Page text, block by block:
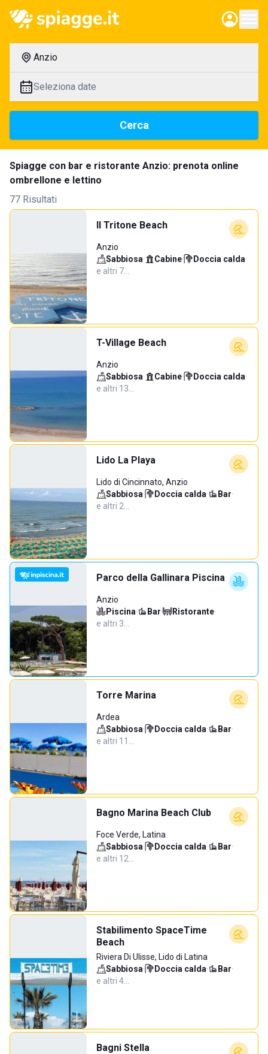
Anzio
Seleziona date
Cerca
Spiagge con bar e ristorante Anzio: prenota online
ombrellone e lettino
77 Risultati
Il Tritone Beach
Anzio
Sabbiosa· Cabine· Doccia calda·
e altri 7…
T-Village Beach
Anzio
Sabbiosa· Cabine· Doccia calda·
e altri 13…
Lido La Playa
Lido di Cincinnato, Anzio
Sabbiosa· Doccia calda· Bar·
e altri 2…
Parco della Gallinara Piscina
Anzio
Piscina· Bar· Ristorante·
e altri 3…
Torre Marina
Ardea
Sabbiosa· Doccia calda· Bar·
e altri 11…
Bagno Marina Beach Club
Foce Verde, Latina
Sabbiosa· Doccia calda· Bar·
e altri 12…
Stabilimento SpaceTime
Beach
Riviera Di Ulisse, Lido di Latina
Sabbiosa· Doccia calda· Bar·
e altri 4…
Bagni Stella